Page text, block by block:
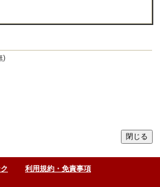
)
利用規約・免責事項